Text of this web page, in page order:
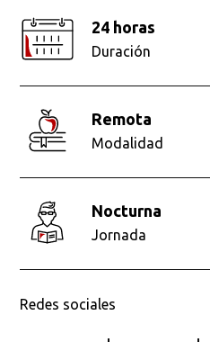
24 horas
Duración
remota
Modalidad
nocturna
Jornada
Redes sociales